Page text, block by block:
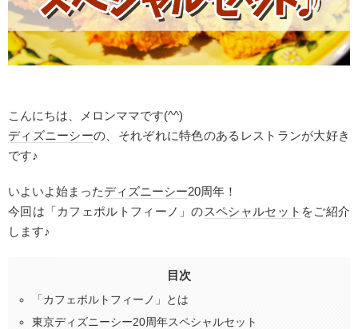
こんにちは、メロンママです(^^)
ディズニーシーの、それぞれに特色のあるレストランが大好き
です♪
いよいよ始まったディズニーシー20周年！
今回は「カフェポルトフィーノ」のスペシャルセット をご紹介
します♪
目次
「カフェポルトフィーノ」とは
東京ディズニーシー20周年スペシャルセット